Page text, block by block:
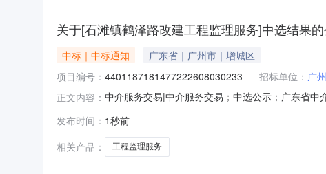
关于[石滩镇鹤泽路改建工程监理服务]中选结果
中标｜中标通知
广东省｜广州市｜增城区
项目编号： 4401187181477222608030233 招标单位： 广
正文内容： 中介服务交易|中介服务交易；中选公示；广东省
额说明：财政概算评审工程监理费为66.446206万
发布时间： 1秒前
相关产品：
工程监理服务